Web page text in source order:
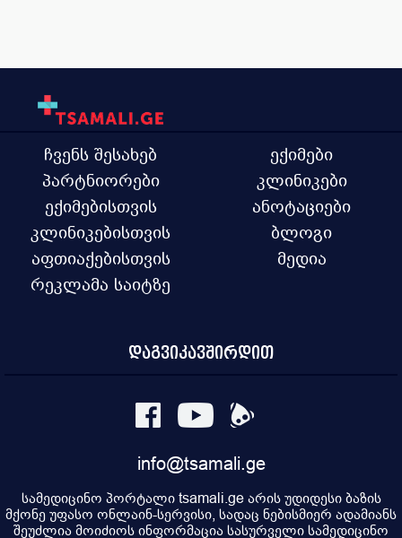
ჩვენს შესახებ
პარტნიორები
ექიმებისთვის
კლინიკებისთვის
აფთიაქებისთვის
რეკლამა საიტზე
ექიმები
კლინიკები
ანოტაციები
ბლოგი
მედია
დაგვიკავშირდით
info@tsamali.ge
სამედიცინო პორტალი tsamali.ge არის უდიდესი ბაზის
მქონე უფასო ონლაინ-სერვისი, სადაც ნებისმიერ ადამიანს
შეუძლია მოიძიოს ინფორმაცია სასურველი სამედიცინო